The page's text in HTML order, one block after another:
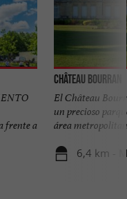
frente a
Château Bourran
El Château
un precioso
área
6,4 km -